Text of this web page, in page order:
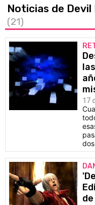
Noticias de
(21)
17